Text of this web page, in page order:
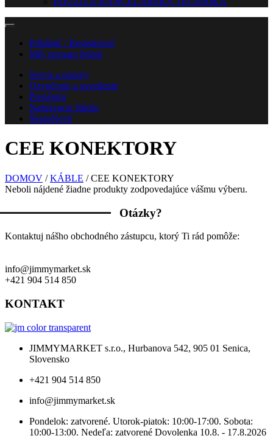
Prihlásiť / Registrovať
Môj zoznam želaní
Servis a opravy
Ozvučenie a osvetlenie
Prenájom
Nahrávacie štúdio
ŠkolaNové
CEE KONEKTORY
DOMOV /KÁBLE / CEE KONEKTORY
Neboli nájdené žiadne produkty zodpovedajúce vášmu výberu.
Otázky?
Kontaktuj nášho obchodného zástupcu, ktorý Ti rád pomôže:
info@jimmymarket.sk
+421 904 514 850
KONTAKT
JIMMYMARKET s.r.o., Hurbanova 542, 905 01 Senica,
Slovensko
+421 904 514 850
info@jimmymarket.sk
Pondelok: zatvorené. Utorok-piatok: 10:00-17:00. Sobota:
10:00-13:00. Nedeľa: zatvorené Dovolenka 10.8. - 17.8.2026